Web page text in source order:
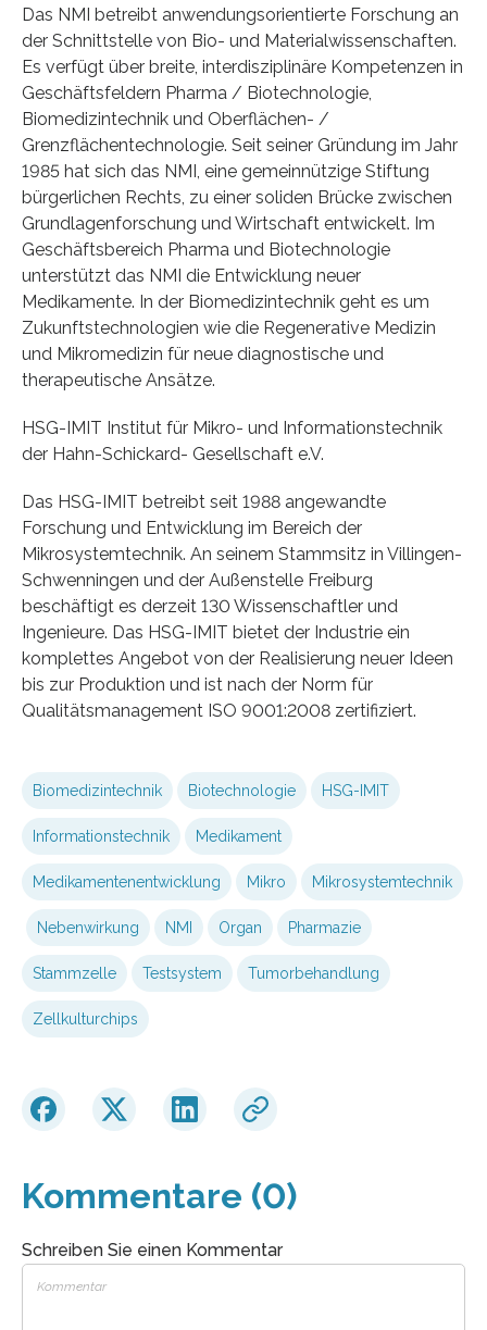
Das NMI betreibt anwendungsorientierte Forschung an
der Schnittstelle von Bio- und Materialwissenschaften.
Es verfügt über breite, interdisziplinäre Kompetenzen in
Geschäftsfeldern Pharma / Biotechnologie,
Biomedizintechnik und Oberflächen- /
Grenzflächentechnologie. Seit seiner Gründung im Jahr
1985 hat sich das NMI, eine gemeinnützige Stiftung
bürgerlichen Rechts, zu einer soliden Brücke zwischen
Grundlagenforschung und Wirtschaft entwickelt. Im
Geschäftsbereich Pharma und Biotechnologie
unterstützt das NMI die Entwicklung neuer
Medikamente. In der Biomedizintechnik geht es um
Zukunftstechnologien wie die Regenerative Medizin
und Mikromedizin für neue diagnostische und
therapeutische Ansätze.
HSG-IMIT Institut für Mikro- und Informationstechnik
der Hahn-Schickard- Gesellschaft e.V.
Das HSG-IMIT betreibt seit 1988 angewandte
Forschung und Entwicklung im Bereich der
Mikrosystemtechnik. An seinem Stammsitz in Villingen-
Schwenningen und der Außenstelle Freiburg
beschäftigt es derzeit 130 Wissenschaftler und
Ingenieure. Das HSG-IMIT bietet der Industrie ein
komplettes Angebot von der Realisierung neuer Ideen
bis zur Produktion und ist nach der Norm für
Qualitätsmanagement ISO 9001:2008 zertifiziert.
Biomedizintechnik Biotechnologie HSG-IMIT
Informationstechnik Medikament
Medikamentenentwicklung Mikro Mikrosystemtechnik
Nebenwirkung NMI Organ Pharmazie
Stammzelle Testsystem Tumorbehandlung
Zellkulturchips
Kommentare (0)
Schreiben Sie einen Kommentar